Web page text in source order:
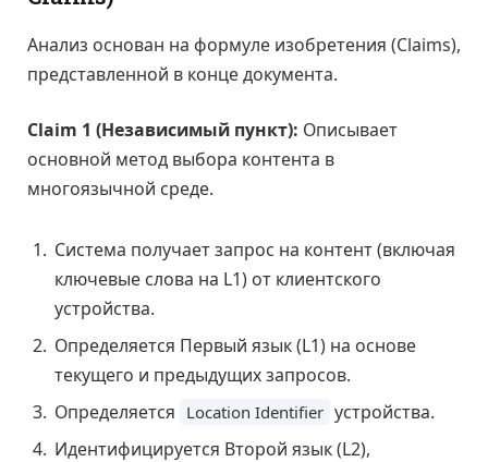
Анализ основан на формуле изобретения (Claims),
представленной в конце документа.
Claim 1 (Независимый пункт): Описывает
основной метод выбора контента в
многоязычной среде.
Система получает запрос на контент (включая
ключевые слова на L1) от клиентского
устройства.
Определяется Первый язык (L1) на основе
текущего и предыдущих запросов.
Определяется Location Identifier устройства.
Идентифицируется Второй язык (L2),